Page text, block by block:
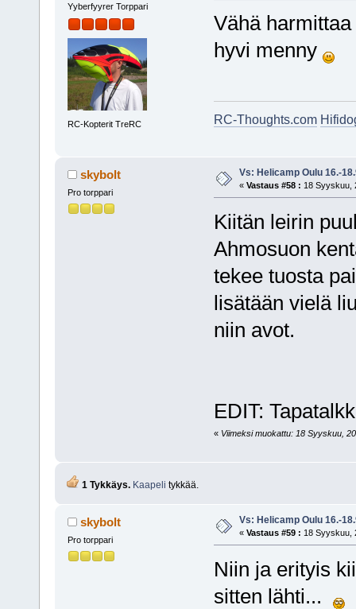
Yyberfyyrer Torppari
RC-Kopterit TreRC
Vähä
hyvi menny
RC-Thoughts.com
skybolt
Pro torppari
Vs: Helicamp Oulu 16.-
« Vastaus #58 : 18 Syyskuu,
Kiitän leirin
Ahmosuon
tekee tuosta
lisätään vielä
niin avot.
EDIT:
« Viimeksi muokattu: 18 Syyskuu,
1 Tykkäys. Kaapeli tykkää.
skybolt
Pro torppari
Vs: Helicamp Oulu 16.-
« Vastaus #59 : 18 Syyskuu,
Niin ja erityis
sitten lähti...